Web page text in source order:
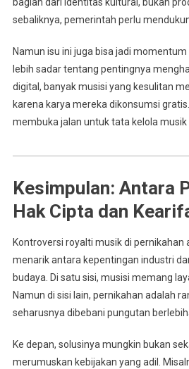
bagian dari identitas kultural, bukan
sebaliknya, pemerintah perlu
Namun isu ini juga bisa jadi
lebih sadar tentang pentingnya
digital, banyak musisi yang kesulitan
karena karya mereka dikonsumsi
membuka jalan untuk tata kelola musik
Kesimpulan: Antara
Hak Cipta dan
Kontroversi royalti musik di pernikahan
menarik antara kepentingan industri
budaya. Di satu sisi, musisi memang
Namun di sisi lain, pernikahan adalah
seharusnya dibebani pungutan
Ke depan, solusinya mungkin bukan
merumuskan kebijakan yang adil.